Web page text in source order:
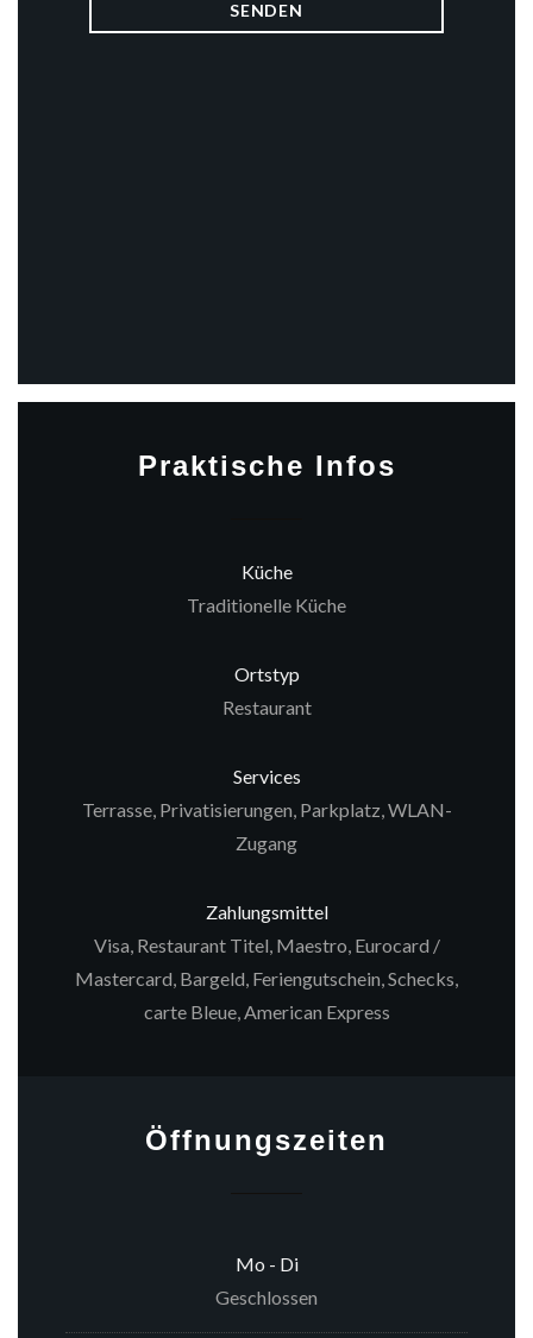
Praktische Infos
Küche
Traditionelle Küche
Ortstyp
Restaurant
Services
Terrasse, Privatisierungen, Parkplatz, WLAN-
Zugang
Zahlungsmittel
Visa, Restaurant Titel, Maestro, Eurocard /
Mastercard, Bargeld, Feriengutschein, Schecks,
carte Bleue, American Express
Öffnungszeiten
Mo - Di
Geschlossen